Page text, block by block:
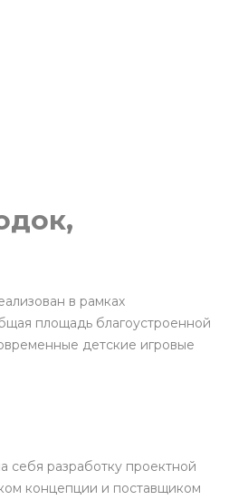
в рамках
площадь благоустроенной
детские игровые
себя разработку проектной
концепции и поставщиком